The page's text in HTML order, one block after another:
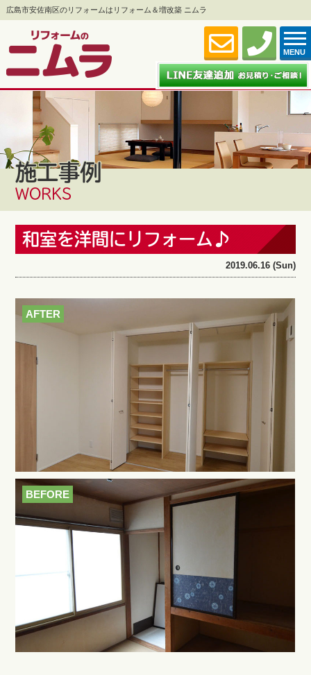
広島市安佐南区のリフォームはリフォーム＆増改築 ニムラ
MENU
施工事例
WORKS
和室を洋間にリフォーム♪
2019.06.16 (Sun)
AFTER
BEFORE